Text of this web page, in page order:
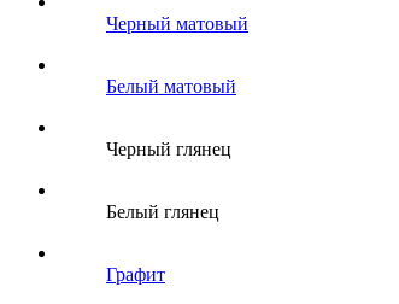
Черный матовый
Белый матовый
Черный глянец
Белый глянец
Графит